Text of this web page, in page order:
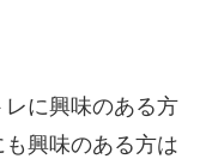
に興味のある方
興味のある方は